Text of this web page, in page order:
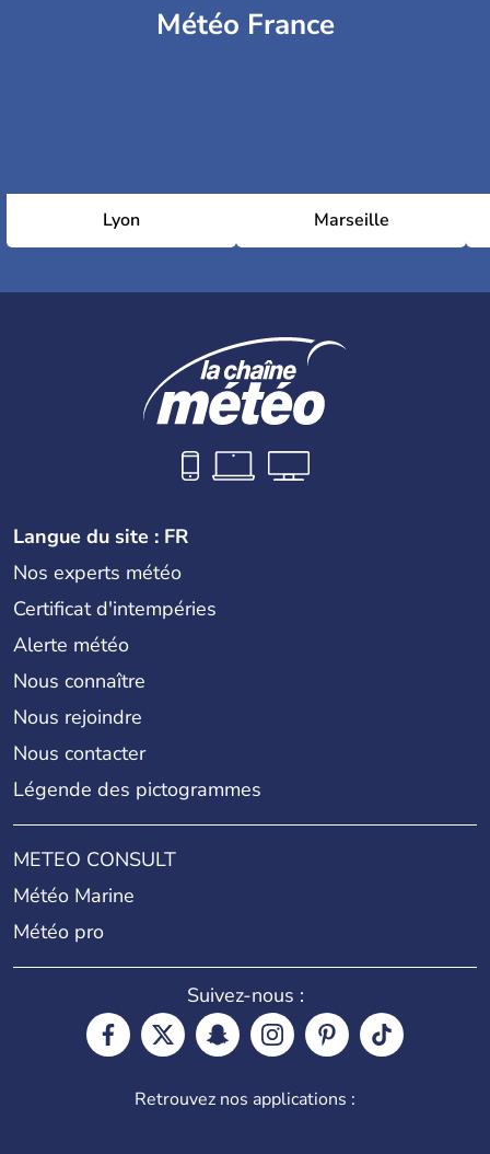
Météo France
Lyon Marseille
Langue du site : FR
Nos experts météo
Certificat d'intempéries
Alerte météo
Nous connaître
Nous rejoindre
Nous contacter
Légende des pictogrammes
METEO CONSULT
Météo Marine
Météo pro
Suivez-nous :
Retrouvez nos applications :